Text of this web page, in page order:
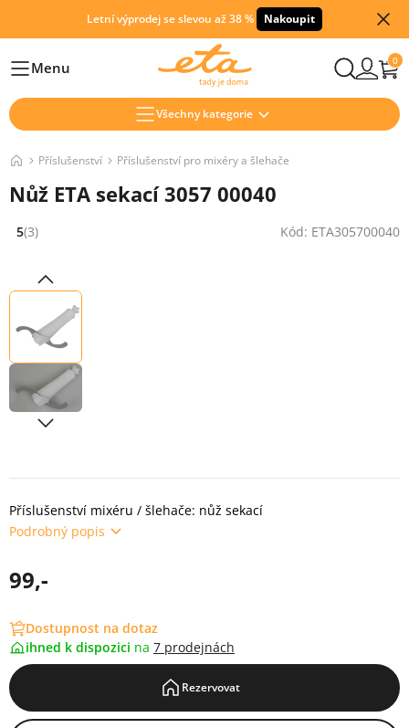
Letní výprodej se slevou až 38 % Nakoupit
HlavníMenu 0
Všechny kategorie
Příslušenství Příslušenství pro mixéry a šlehače
Nůž ETA sekací 3057 00040
Hodnocení: 5 z 5 (3 recenzí)
5(3) Kód: ETA305700040
Příslušenství mixéru / šlehače: nůž sekací
Podrobný popis
99,-
Dostupnost na dotaz
ihned k dispozici na 7 prodejnách
Rezervovat